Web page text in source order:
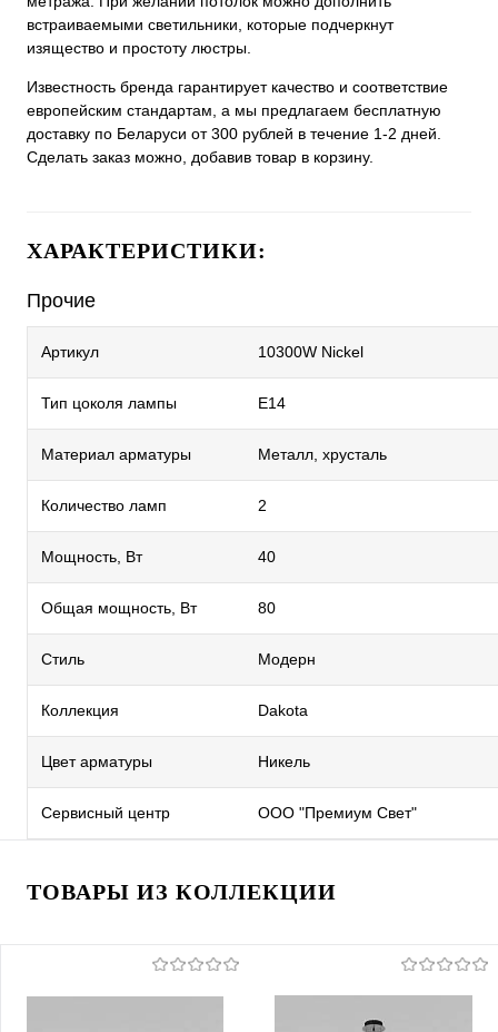
встраиваемыми светильники, которые подчеркнут
изящество и простоту люстры.
Известность бренда гарантирует качество и соответствие
европейским стандартам, а мы предлагаем бесплатную
доставку по Беларуси от 300 рублей в течение 1-2 дней.
Сделать заказ можно, добавив товар в корзину.
ХАРАКТЕРИСТИКИ:
Прочие
Артикул 10300W Nickel
Тип цоколя лампы E14
Материал арматуры Металл, хрусталь
Количество ламп 2
Мощность, Вт 40
Общая мощность, Вт 80
Стиль Модерн
Коллекция Dakota
Цвет арматуры Никель
Сервисный центр ООО "Премиум Свет"
ТОВАРЫ ИЗ КОЛЛЕКЦИИ